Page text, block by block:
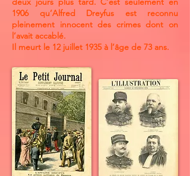
1906 qu’Alfred Dreyfus est reconnu
pleinement innocent des crimes dont on
l’avait accablé.
Il meurt le 12 juillet 1935 à l’âge de 73 ans.